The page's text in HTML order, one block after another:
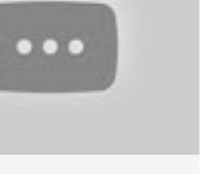
Daniel piensa que es mejor pasar más
con la familia. Cuando Luis recibe
hace más que molestarse y sentirse
su padre le ha fallado. La pregunta
de enmendar su error con su hijo